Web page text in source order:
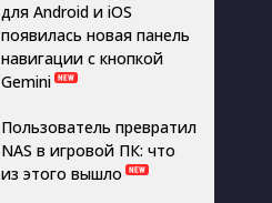
для Android и iOS
появилась новая панель
навигации с кнопкой
Gemini
Пользователь превратил
NAS в игровой ПК: что
из этого вышло